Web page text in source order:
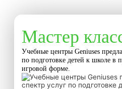
Мастер
Учебные центры Geniuses
по подготовке детей к школе в
игровой форме.